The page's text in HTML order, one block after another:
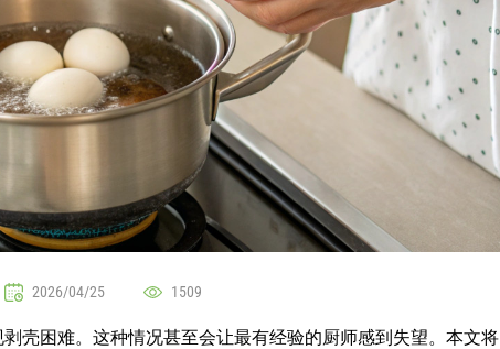
2026/04/25 1509
壳困难。这种情况甚至会让最有经验的厨师感到失望。本文将